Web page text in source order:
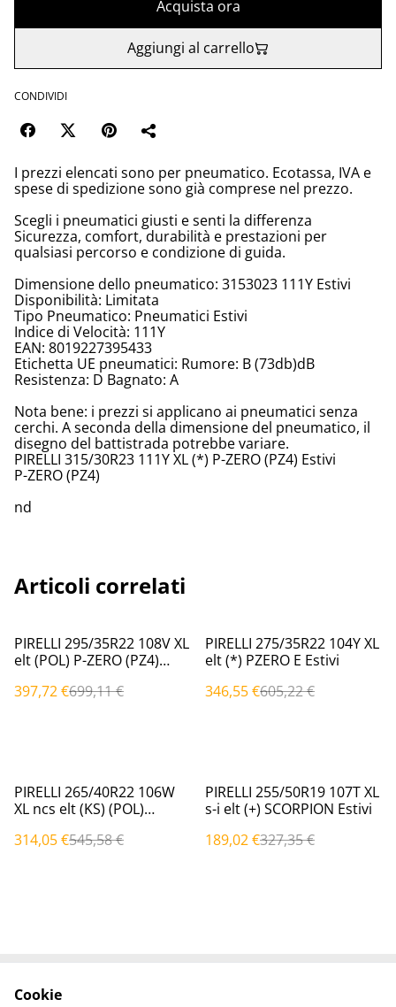
Acquista ora
Aggiungi al carrello
CONDIVIDI
I prezzi elencati sono per pneumatico. Ecotassa, IVA e
spese di spedizione sono già comprese nel prezzo.
Scegli i pneumatici giusti e senti la differenza
Sicurezza, comfort, durabilità e prestazioni per
qualsiasi percorso e condizione di guida.
Dimensione dello pneumatico: 3153023 111Y Estivi
Disponibilità: Limitata
Tipo Pneumatico: Pneumatici Estivi
Indice di Velocità: 111Y
EAN: 8019227395433
Etichetta UE pneumatici: Rumore: B (73db)dB
Resistenza: D Bagnato: A
Nota bene: i prezzi si applicano ai pneumatici senza
cerchi. A seconda della dimensione del pneumatico, il
disegno del battistrada potrebbe variare.
PIRELLI 315/30R23 111Y XL (*) P-ZERO (PZ4) Estivi
P-ZERO (PZ4)
nd
Articoli correlati
%
PIRELLI 295/35R22 108V XL
elt (POL) P-ZERO (PZ4)
397,72 €699,11 €
%
PIRELLI 275/35R22 104Y XL
elt (*) PZERO E Estivi
346,55 €605,22 €
%
PIRELLI 265/40R22 106W
XL ncs elt (KS) (POL)
314,05 €545,58 €
%
PIRELLI 255/50R19 107T XL
s-i elt (+) SCORPION Estivi
189,02 €327,35 €
Cookie